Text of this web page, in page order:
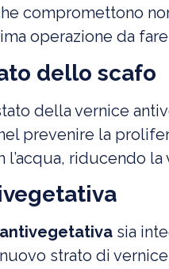
compromettono
operazione da
dello scafo
della vernice
prevenire la
l’acqua, riducendo
antivegetativa sia
strato di